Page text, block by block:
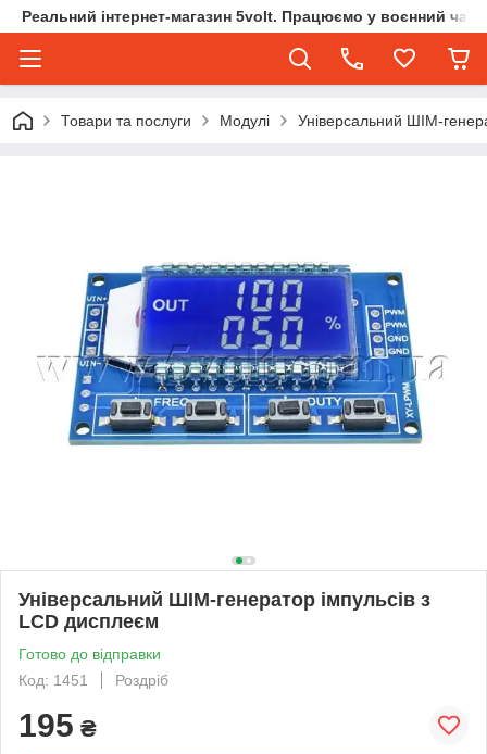
Реальний інтернет-магазин 5volt. Працюємо у воєнний
Товари та послуги Модулі Універсальний ШІМ-
Універсальний ШІМ-генератор імпульсів з
LCD дисплеєм
Готово до відправки
Код: 1451
Роздріб
195 ₴